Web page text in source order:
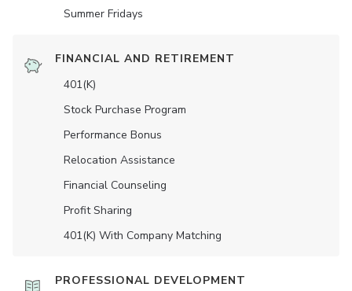
Summer Fridays
FINANCIAL AND RETIREMENT
401(K)
Stock Purchase Program
Performance Bonus
Relocation Assistance
Financial Counseling
Profit Sharing
401(K) With Company Matching
PROFESSIONAL DEVELOPMENT